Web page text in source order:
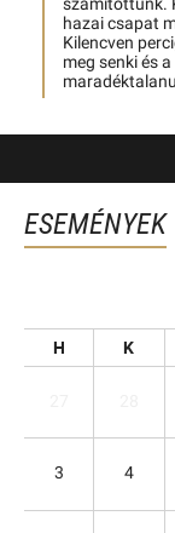
számítottunk.
hazai csapat
Kilencven
meg senki és
ESEMÉNYEK
H K
3 4